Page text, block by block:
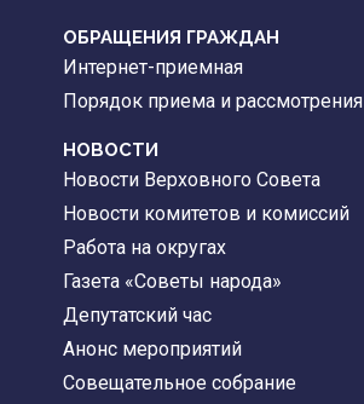
ОБРАЩЕНИЯ ГРАЖДАН
Интернет-приемная
Порядок приема и рассмотрения
НОВОСТИ
Новости Верховного Совета
Новости комитетов и комиссий
Работа на округах
Газета «Советы народа»
Депутатский час
Анонс мероприятий
Совещательное собрание